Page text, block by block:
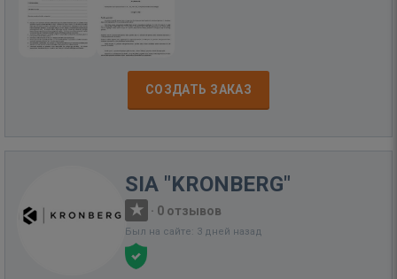
СОЗДАТЬ ЗАКАЗ
SIA "KRONBERG"
· 0 отзывов
Был на сайте: 3 дней назад